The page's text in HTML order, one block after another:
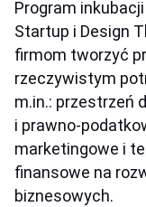
Program
Startup i Design
firmom tworzyć
rzeczywistym
m.in.: przestrzeń
i prawno-
marketingowe i
finansowe na
biznesowych.